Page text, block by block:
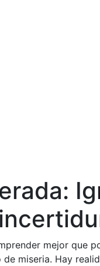
mejor que
miseria. Hay